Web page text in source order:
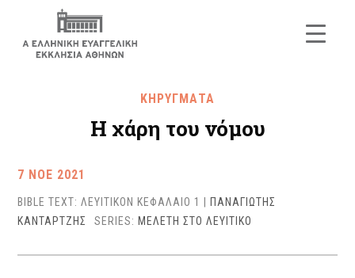
ΚΗΡΥΓΜΑΤΑ
Η χάρη του νόμου
7 ΝΟΕ 2021
BIBLE TEXT: ΛΕΥΙΤΙΚΟΝ ΚΕΦΑΛΑΙΟ 1
ΠΑΝΑΓΙΩΤΗΣ
ΚΑΝΤΑΡΤΖΗΣ
SERIES: ΜΕΛΕΤΗ ΣΤΟ ΛΕΥΙΤΙΚΟ